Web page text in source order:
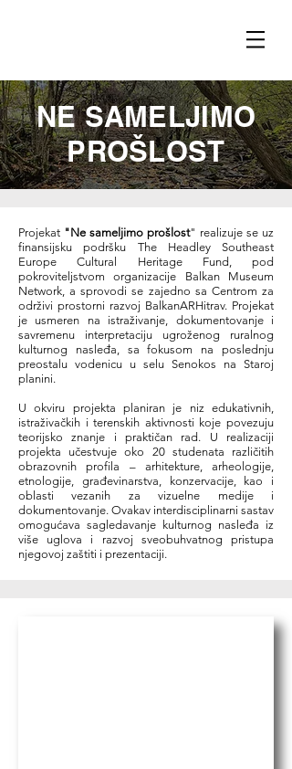
NE SAMELJIMO
PROŠLOST
Projekat "Ne sameljimo prošlost" realizuje se uz
finansijsku podršku The Headley Southeast
Europe Cultural Heritage Fund, pod
pokroviteljstvom organizacije Balkan Museum
Network, a sprovodi se zajedno sa Centrom za
održivi prostorni razvoj BalkanARHitrav. Projekat
je usmeren na istraživanje, dokumentovanje i
savremenu interpretaciju ugroženog ruralnog
kulturnog nasleđa, sa fokusom na poslednju
preostalu vodenicu u selu Senokos na Staroj
planini.
U okviru projekta planiran je niz edukativnih,
istraživačkih i terenskih aktivnosti koje povezuju
teorijsko znanje i praktičan rad. U realizaciji
projekta učestvuje oko 20 studenata različitih
obrazovnih profila – arhitekture, arheologije,
etnologije, građevinarstva, konzervacije, kao i
oblasti vezanih za vizuelne medije i
dokumentovanje. Ovakav interdisciplinarni sastav
omogućava sagledavanje kulturnog nasleđa iz
više uglova i razvoj sveobuhvatnog pristupa
njegovoj zaštiti i prezentaciji.